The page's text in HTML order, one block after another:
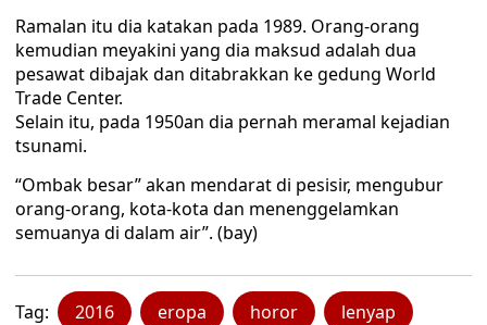
Ramalan itu dia katakan pada 1989. Orang-orang
kemudian meyakini yang dia maksud adalah dua
pesawat dibajak dan ditabrakkan ke gedung World
Trade Center.
Selain itu, pada 1950an dia pernah meramal kejadian
tsunami.
“Ombak besar” akan mendarat di pesisir, mengubur
orang-orang, kota-kota dan menenggelamkan
semuanya di dalam air”. (bay)
Tag: 2016 eropa horor lenyap